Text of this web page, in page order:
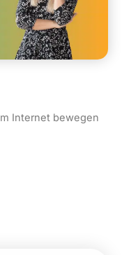
Internet bewegen